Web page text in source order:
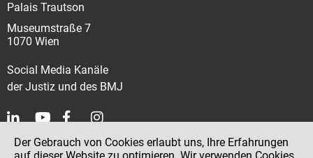
Palais Trautson
Museumstraße 7
1070 Wien
Social Media Kanäle
der Justiz und des BMJ
Kontakt
Der Gebrauch von Cookies erlaubt uns, Ihre Erfahrungen